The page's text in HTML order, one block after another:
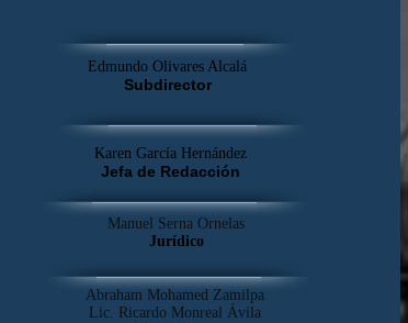
Edmundo Olivares Alcalá
Subdirector
Karen García Hernández
Jefa de Redacción
Manuel Serna Ornelas
Jurídico
Abraham Mohamed Zamilpa
Lic. Ricardo Monreal Ávila